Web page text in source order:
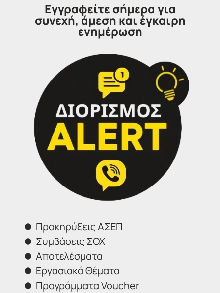
Επικοινωνήστε μαζί μας
Γραφεία Εξυπηρέτησης Πολιτών.
Θα χαρούμε να σας εξυπηρετήσουμε:
Τηλέφωνα επικοινωνίας
Σέρρες:23213 02583
Αθήνα:
210 3000319
Θεσσαλονίκη:
2314 314202
26516 08616
Εγγραφείτε σήμερα για
συνεχή, άμεση και έγκαιρη
ενημέρωση
Προκηρύξεις ΑΣΕΠ
Συμβάσεις ΣΟΧ
Αποτελέσματα
Εργασιακά Θέματα
Προγράμματα Voucher